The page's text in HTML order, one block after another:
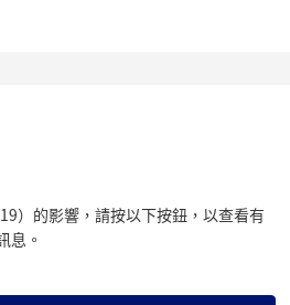
）的影響，請按以下按鈕，以查看有
息。